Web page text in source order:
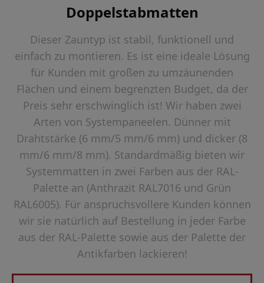
Doppelstabmatten
Dieser Zauntyp ist stabil, funktionell und
einfach zu montieren. Es ist eine ideale Lösung
für Kunden mit großen zu umzäunenden
Flächen und einem begrenzten Budget, da der
Preis sehr erschwinglich ist! Wir haben zwei
Arten von Systempaneelen. Dünner mit
Drahtstärke (6 mm/5 mm/6 mm) und dicker (8
mm/6 mm/8 mm). Standardmäßig bieten wir
Systemmatten in zwei Farben aus der RAL-
Palette an (Anthrazit RAL7016 und Grün
RAL6005). Für anspruchsvollere Kunden können
wir sie natürlich auf Bestellung in jeder Farbe
aus der RAL-Palette sowie aus der Palette der
Antikfarben lackieren!